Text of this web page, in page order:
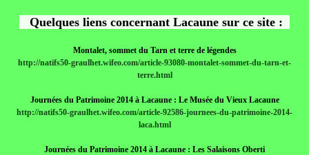
Quelques liens concernant Lacaune sur ce site :
Montalet, sommet du Tarn et terre de légendes
http://natifs50-graulhet.wifeo.com/article-93080-montalet-sommet-du-tarn-et-
terre.html
Journées du Patrimoine 2014 à Lacaune : Le Musée du Vieux Lacaune
http://natifs50-graulhet.wifeo.com/article-92586-journees-du-patrimoine-2014-
laca.html
Journées du Patrimoine 2014 à Lacaune : Les Salaisons Oberti